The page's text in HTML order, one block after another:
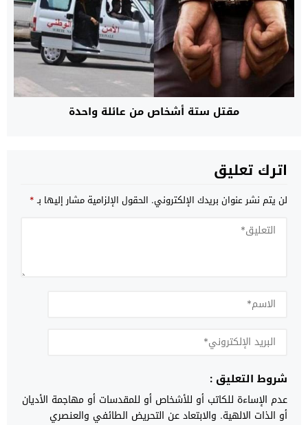
مقتل ستة أشخاص من عائلة واحدة
اترك تعليق
لن يتم نشر عنوان بريدك الإلكتروني. الحقول الإلزامية مشار إليها بـ*
شروط التعليق :
عدم الإساءة للكاتب أو للأشخاص أو للمقدسات أو مهاجمة الأديان
أو الذات الالهية. والابتعاد عن التحريض الطائفي والعنصري